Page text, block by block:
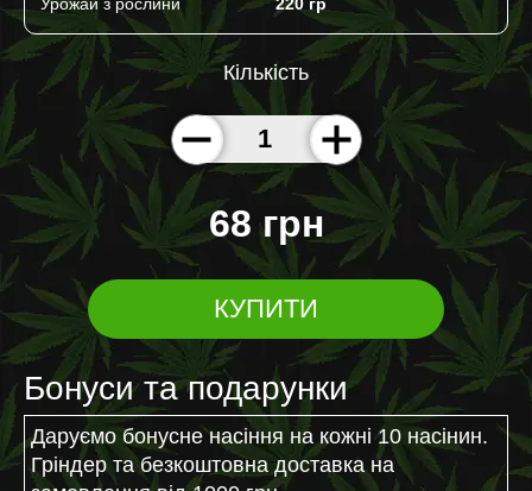
Кількість
68 грн
КУПИТИ
Бонуси та подарунки
Даруємо бонусне насіння на кожні 10 насінин.
Гріндер та безкоштовна доставка на